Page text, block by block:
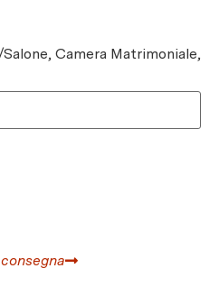
Camera Matrimoniale,